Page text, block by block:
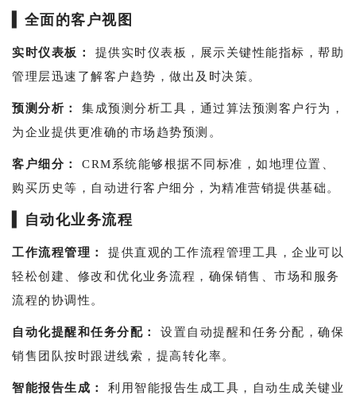
全面的客户视图
实时仪表板：
提供实时仪表板，展示关键性能指标，帮助
管理层迅速了解客户趋势，做出及时决策。
预测分析：
集成预测分析工具，通过算法预测客户行为，
为企业提供更准确的市场趋势预测。
客户细分： CRM系统能够根据不同标准，如地理位置、
购买历史等，自动进行客户细分，为精准营销提供基础。
自动化业务流程
工作流程管理： 提供直观的工作流程管理工具，企业可以
轻松创建、修改和优化业务流程，确保销售、市场和服务
流程的协调性。
自动化提醒和任务分配： 设置自动提醒和任务分配，确保
销售团队按时跟进线索，提高转化率。
智能报告生成：
利用智能报告生成工具，自动生成关键业